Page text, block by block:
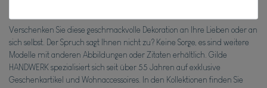
Verschenken Sie diese geschmackvolle Dekoration an Ihre Lieben oder an
sich selbst. Der Spruch sagt Ihnen nicht zu? Keine Sorge, es sind weitere
Modelle mit anderen Abbildungen oder Zitaten erhältlich. Gilde
HANDWERK spezialisiert sich seit über 55 Jahren auf exklusive
Geschenkartikel und Wohnaccessoires. In den Kollektionen finden Sie